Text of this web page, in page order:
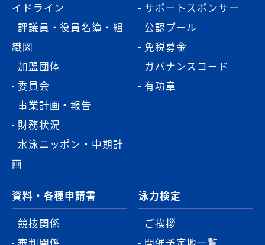
イドライン
評議員・役員名簿・組
織図
加盟団体
委員会
事業計画・報告
財務状況
水泳ニッポン・中期計
画
サポートスポンサー
公認プール
免税募金
ガバナンスコード
有功章
資料・各種申請書
競技関係
泳力検定
ご挨拶